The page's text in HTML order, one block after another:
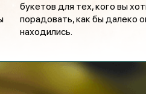
букетов для тех, кого вы
порадовать, как бы далеко
находились.